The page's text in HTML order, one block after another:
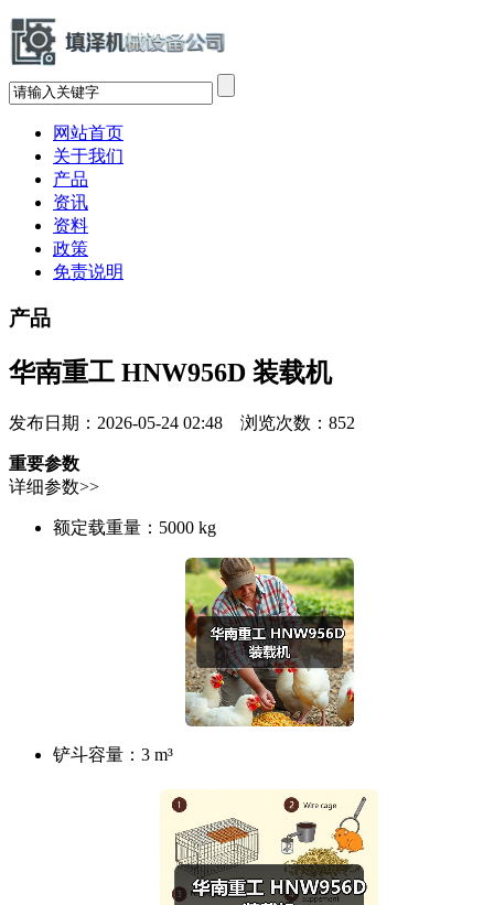
网站首页
关于我们
产品
资讯
资料
政策
免责说明
产品
华南重工 HNW956D 装载机
发布日期：2026-05-24 02:48 浏览次数： 852
重要参数
详细参数>>
额定载重量： 5000 kg
铲斗容量： 3 m³